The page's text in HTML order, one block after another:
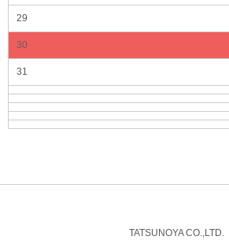
29
30
31
TATSUNOYA CO.,LTD.